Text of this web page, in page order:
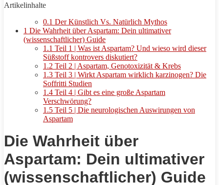
Artikelinhalte
0.1 Der Künstlich Vs. Natürlich Mythos
1 Die Wahrheit über Aspartam: Dein ultimativer
(wissenschaftlicher) Guide
1.1 Teil 1 | Was ist Aspartam? Und wieso wird dieser
Süßstoff kontrovers diskutiert?
1.2 Teil 2 | Aspartam, Genotoxizität & Krebs
1.3 Teil 3 | Wirkt Aspartam wirklich karzinogen? Die
Soffritti Studien
1.4 Teil 4 | Gibt es eine große Aspartam
Verschwörung?
1.5 Teil 5 | Die neurologischen Auswirungen von
Aspartam
Die Wahrheit über
Aspartam: Dein ultimativer
(wissenschaftlicher) Guide